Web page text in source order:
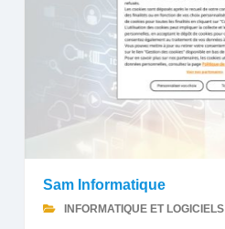
Sam Informatique
INFORMATIQUE ET LOGICIELS